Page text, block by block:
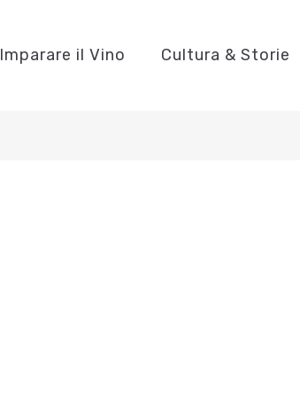
Imparare il Vino Cultura & Storie